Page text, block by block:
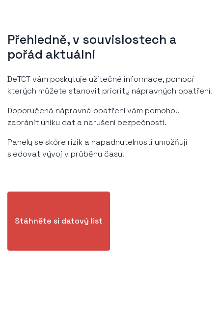
Přehledně, v souvislostech a
pořád aktuální
DeTCT vám poskytuje užitečné informace, pomocí
kterých můžete stanovit priority nápravných opatření.
Doporučená nápravná opatření vám pomohou
zabránit úniku dat a narušení bezpečnosti.
Panely se skóre rizik a napadnutelnosti umožňují
sledovat vývoj v průběhu času.
Stáhněte si datový list